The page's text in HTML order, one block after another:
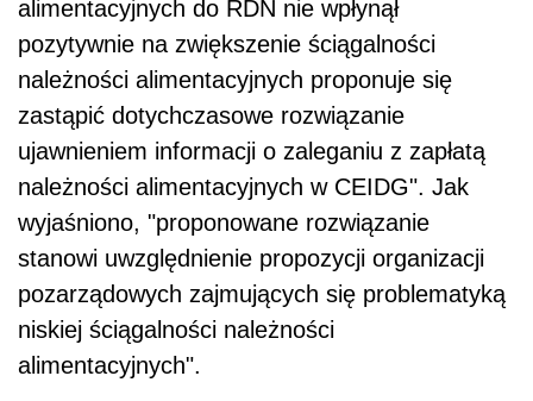
alimentacyjnych do RDN nie wpłynął
pozytywnie na zwiększenie ściągalności
należności alimentacyjnych proponuje się
zastąpić dotychczasowe rozwiązanie
ujawnieniem informacji o zaleganiu z zapłatą
należności alimentacyjnych w CEIDG". Jak
wyjaśniono, "proponowane rozwiązanie
stanowi uwzględnienie propozycji organizacji
pozarządowych zajmujących się problematyką
niskiej ściągalności należności
alimentacyjnych".